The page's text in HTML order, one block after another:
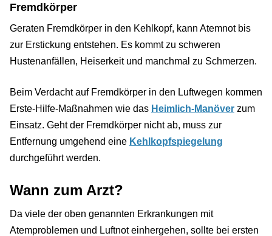
Fremdkörper
Geraten Fremdkörper in den Kehlkopf, kann Atemnot bis
zur Erstickung entstehen. Es kommt zu schweren
Hustenanfällen, Heiserkeit und manchmal zu Schmerzen.
Beim Verdacht auf Fremdkörper in den Luftwegen kommen
Erste-Hilfe-Maßnahmen wie das Heimlich-Manöver zum
Einsatz. Geht der Fremdkörper nicht ab, muss zur
Entfernung umgehend eine Kehlkopfspiegelung
durchgeführt werden.
Wann zum Arzt?
Da viele der oben genannten Erkrankungen mit
Atemproblemen und Luftnot einhergehen, sollte bei ersten